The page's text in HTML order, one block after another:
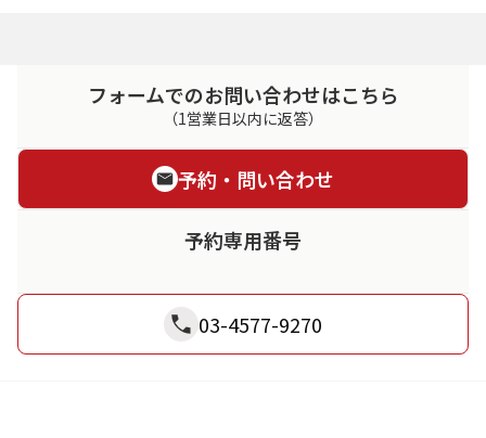
フォームでのお問い合わせはこちら
（1営業日以内に返答）
予約・問い合わせ
予約専用番号
03-4577-9270